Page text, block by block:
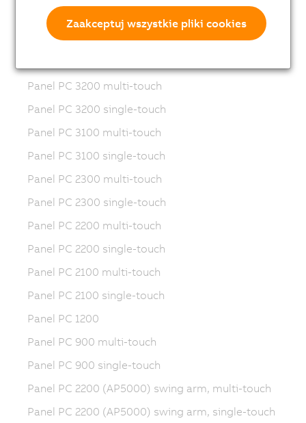
Automation PC 2200
Automation PC 2100
Panel PC 3200 multi-touch
Panel PC 3200 single-touch
Panel PC 3100 multi-touch
Panel PC 3100 single-touch
Panel PC 2300 multi-touch
Panel PC 2300 single-touch
Panel PC 2200 multi-touch
Panel PC 2200 single-touch
Panel PC 2100 multi-touch
Panel PC 2100 single-touch
Panel PC 1200
Panel PC 900 multi-touch
Panel PC 900 single-touch
Panel PC 2200 (AP5000) swing arm, multi-touch
Panel PC 2200 (AP5000) swing arm, single-touch
Zaakceptuj wszystkie pliki cookies